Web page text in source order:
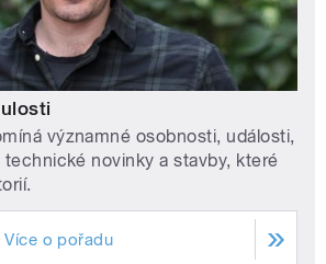
významné osobnosti, události,
technické novinky a stavby, které
Více o pořadu